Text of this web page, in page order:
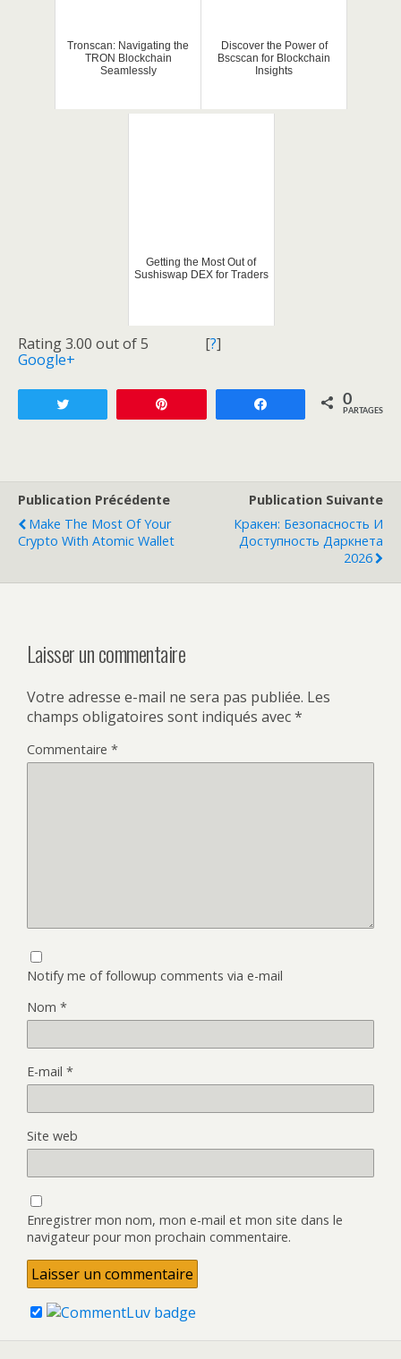
Tronscan: Navigating the
TRON Blockchain
Seamlessly
Discover the Power of
Bscscan for Blockchain
Insights
Getting the Most Out of
Sushiswap DEX for Traders
Rating 3.00 out of 5 [?]
Google+
Partagez 0
PARTAGES
Publication Précédente
Make The Most Of Your
Crypto With Atomic Wallet
Publication Suivante
Кракен: Безопасность И
Доступность Даркнета
2026
Laisser un commentaire
Votre adresse e-mail ne sera pas publiée. Les
champs obligatoires sont indiqués avec*
Commentaire *
Notify me of followup comments via e-mail
Nom *
E-mail *
Site web
Enregistrer mon nom, mon e-mail et mon site dans le
navigateur pour mon prochain commentaire.